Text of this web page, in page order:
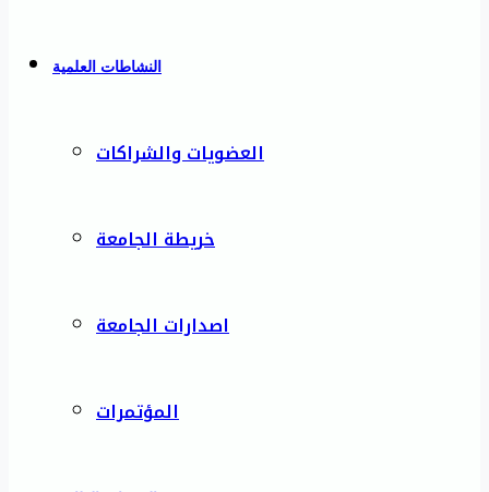
النشاطات العلمية
العضويات والشراكات
خريطة الجامعة
اصدارات الجامعة
المؤتمرات